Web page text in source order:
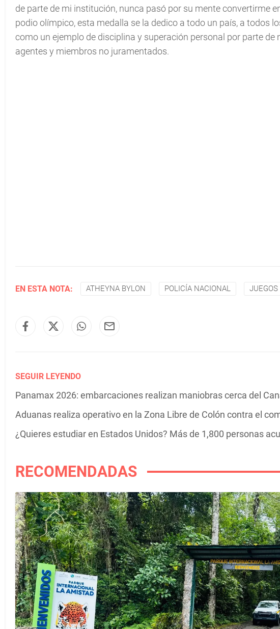
de parte de mi institución, nunca pasó por su mente convertirme
podio olímpico, esta medalla se la dedico a todo un país, a todos
como un ejemplo de disciplina y superación personal por parte de
agentes y miembros no juramentados.
EN ESTA NOTA: ATHEYNA BYLON POLICÍA NACIONAL
SEGUIR LEYENDO
Panamax 2026: embarcaciones realizan maniobras cerca del
Aduanas realiza operativo en la Zona Libre de Colón contra el
¿Quieres estudiar en Estados Unidos? Más de 1,800 personas
RECOMENDADAS